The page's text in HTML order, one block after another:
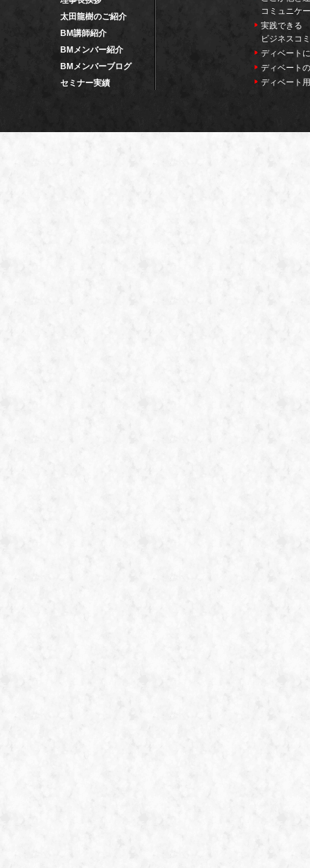
太田龍樹のご紹介
BM講師紹介
BMメンバー紹介
BMメンバーブログ
セミナー実績
コミュニケ
実践できる
ビジネスコ
ディベート
ディベート
ディベート